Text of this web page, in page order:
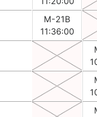
M-21B
11:36:00